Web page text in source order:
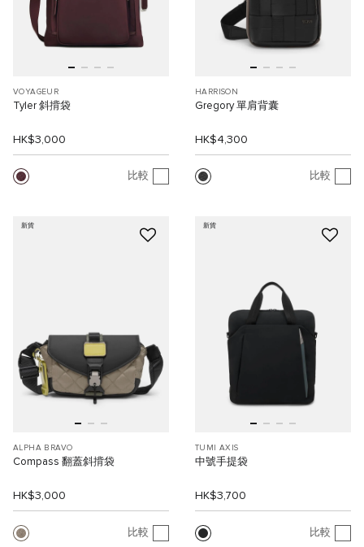
VOYAGEUR
Tyler 斜揹袋
HK$3,000
比較
HARRISON
Gregory 單肩背囊
HK$4,300
比較
新貨
ALPHA BRAVO
Compass 翻蓋斜揹袋
HK$3,000
比較
新貨
TUMI AXIS
中號手提袋
HK$3,700
比較